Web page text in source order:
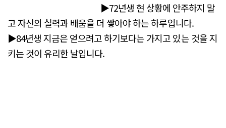
▶72년생 현 상황에 안주하지 말
고 자신의 실력과 배움을 더 쌓아야 하는 하루입니다.
▶84년생 지금은 얻으려고 하기보다는 가지고 있는 것을 지
키는 것이 유리한 날입니다.